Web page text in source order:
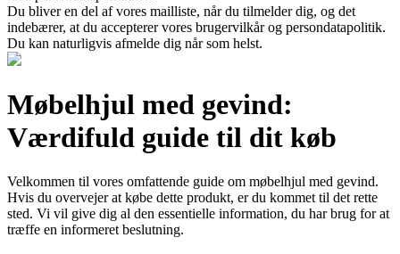
Du bliver en del af vores mailliste, når du tilmelder dig, og det
indebærer, at du accepterer vores brugervilkår og persondatapolitik.
Du kan naturligvis afmelde dig når som helst.
Møbelhjul med gevind:
Værdifuld guide til dit køb
Velkommen til vores omfattende guide om møbelhjul med gevind.
Hvis du overvejer at købe dette produkt, er du kommet til det rette
sted. Vi vil give dig al den essentielle information, du har brug for at
træffe en informeret beslutning.